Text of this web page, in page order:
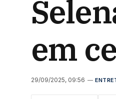
em
29/09/2025, 09:56